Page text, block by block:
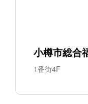
小樽市総合
1番街4F